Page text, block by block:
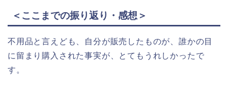
＜ここまでの振り返り・感想＞
不用品と言えども、自分が販売したものが、誰かの目
に留まり購入された事実が、とてもうれしかったで
す。